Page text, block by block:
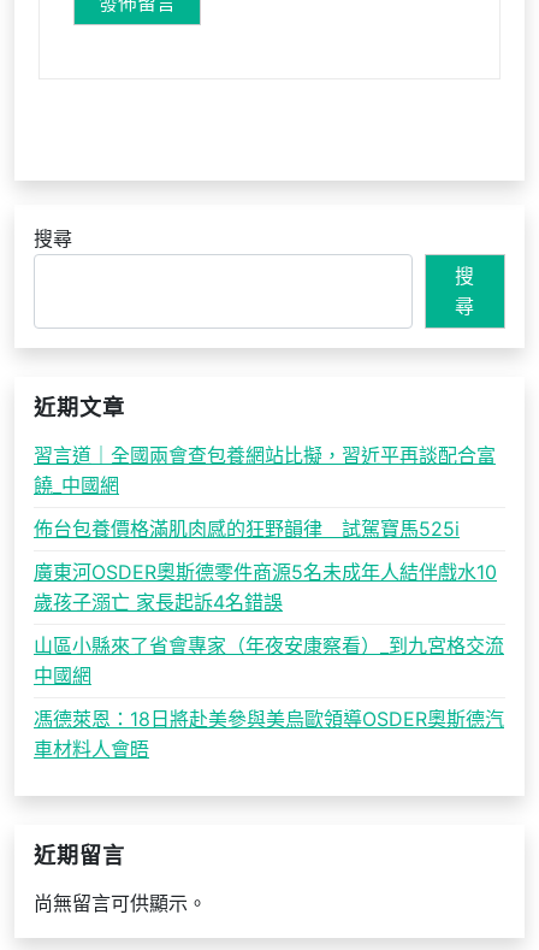
搜尋
搜
尋
近期文章
習言道｜全國兩會查包養網站比擬，習近平再談配合富
饒_中國網
佈台包養價格滿肌肉感的狂野韻律 試駕寶馬525i
廣東河OSDER奧斯德零件商源5名未成年人結伴戲水10
歲孩子溺亡 家長起訴4名錯誤
山區小縣來了省會專家（年夜安康察看）_到九宮格交流
中國網
馮德萊恩：18日將赴美參與美烏歐領導OSDER奧斯德汽
車材料人會晤
近期留言
尚無留言可供顯示。